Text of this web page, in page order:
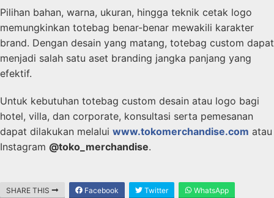
Pilihan bahan, warna, ukuran, hingga teknik cetak logo
memungkinkan totebag benar-benar mewakili karakter
brand. Dengan desain yang matang, totebag custom dapat
menjadi salah satu aset branding jangka panjang yang
efektif.
Untuk kebutuhan totebag custom desain atau logo bagi
hotel, villa, dan corporate, konsultasi serta pemesanan
dapat dilakukan melalui www.tokomerchandise.com atau
Instagram @toko_merchandise.
SHARE THIS Facebook Twitter WhatsApp